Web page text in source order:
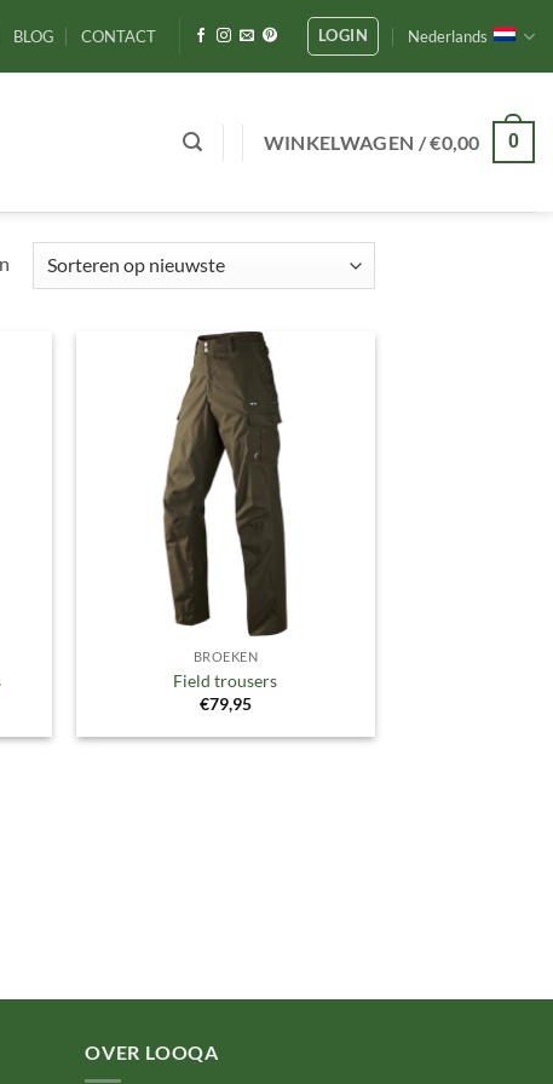
BLOG CONTACT LOGIN Nederlands
WINKELWAGEN /€0,00 0
Gesorteerd
BROEKEN
Field trousers
€79,95
OVER LOOQA